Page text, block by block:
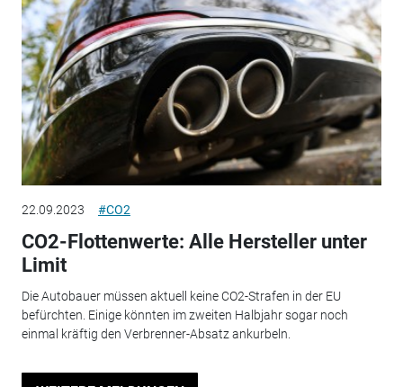
22.09.2023 #CO2
CO2-Flottenwerte: Alle Hersteller unter
Limit
Die Autobauer müssen aktuell keine CO2-Strafen in der EU
befürchten. Einige könnten im zweiten Halbjahr sogar noch
einmal kräftig den Verbrenner-Absatz ankurbeln.